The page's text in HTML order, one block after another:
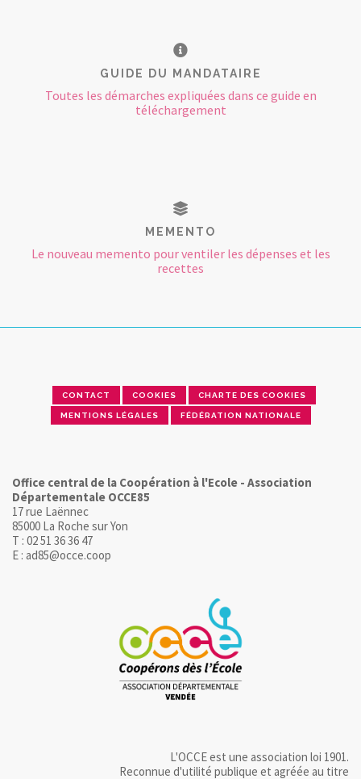
GUIDE DU MANDATAIRE
Toutes les démarches expliquées dans ce guide en
téléchargement
MEMENTO
Le nouveau memento pour ventiler les dépenses et les
recettes
CONTACT COOKIES CHARTE DES COOKIES
MENTIONS LÉGALES FÉDÉRATION NATIONALE
Office central de la Coopération à l'Ecole - Association
Départementale OCCE85
17 rue Laënnec
85000 La Roche sur Yon
T : 02 51 36 36 47
E : ad85@occe.coop
L'OCCE est une association loi 1901.
Reconnue d'utilité publique et agréée au titre